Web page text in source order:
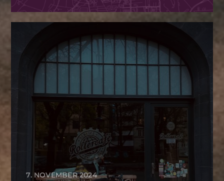
7. NOVEMBER 2024